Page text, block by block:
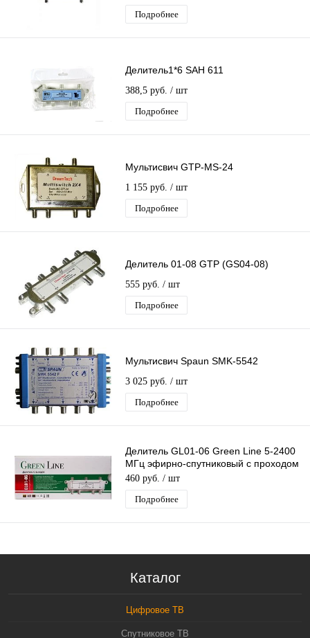
Подробнее
Делитель1*6 SAH 611
388,5 руб. / шт
Подробнее
Мультисвич GTP-MS-24
1 155 руб. / шт
Подробнее
Делитель 01-08 GTP (GS04-08)
555 руб. / шт
Подробнее
Мультисвич Spaun SMK-5542
3 025 руб. / шт
Подробнее
Делитель GL01-06 Green Line 5-2400
МГц эфирно-спутниковый с проходом
питания 1х6
460 руб. / шт
Подробнее
Каталог
Цифровое ТВ
Спутниковое ТВ